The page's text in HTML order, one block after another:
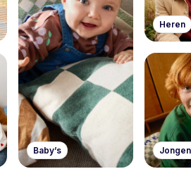
Baby’s
Heren